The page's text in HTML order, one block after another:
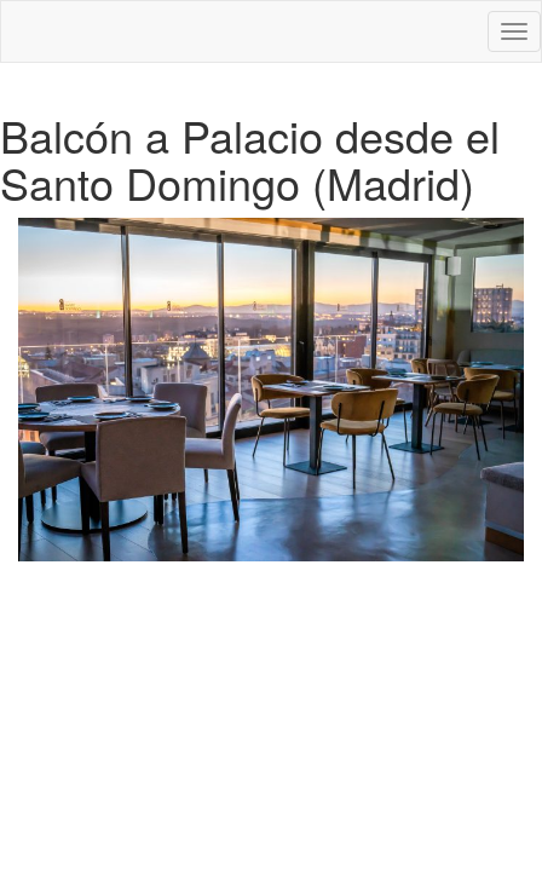
Balcón a Palacio desde el
Santo Domingo (Madrid)